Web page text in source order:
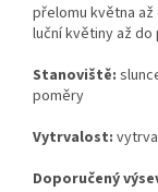
přelomu května
luční květiny až do
Stanoviště:
poměry
Vytrvalost:
Doporučený